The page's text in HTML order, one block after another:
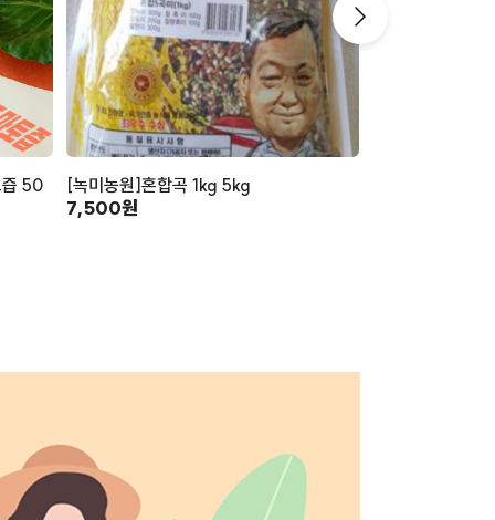
즙 50 [녹미농원]혼합곡 1kg 5kg
7,500원